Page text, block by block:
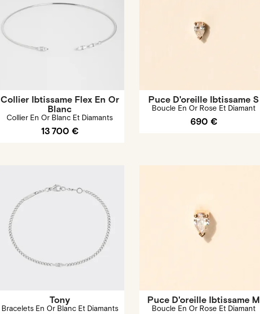
Collier Ibtissame Flex En Or
Blanc
Collier En Or Blanc Et Diamants
13 700 €
Puce D'oreille Ibtissame S
Boucle En Or Rose Et Diamant
690 €
Tony
Bracelets En Or Blanc Et Diamants
Puce D'oreille Ibtissame M
Boucle En Or Rose Et Diamant